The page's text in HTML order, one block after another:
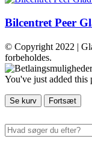
Bilcentret Peer
© Copyright 2022 |
forbeholdes.
You've just added this
Se kurv Fortsæt